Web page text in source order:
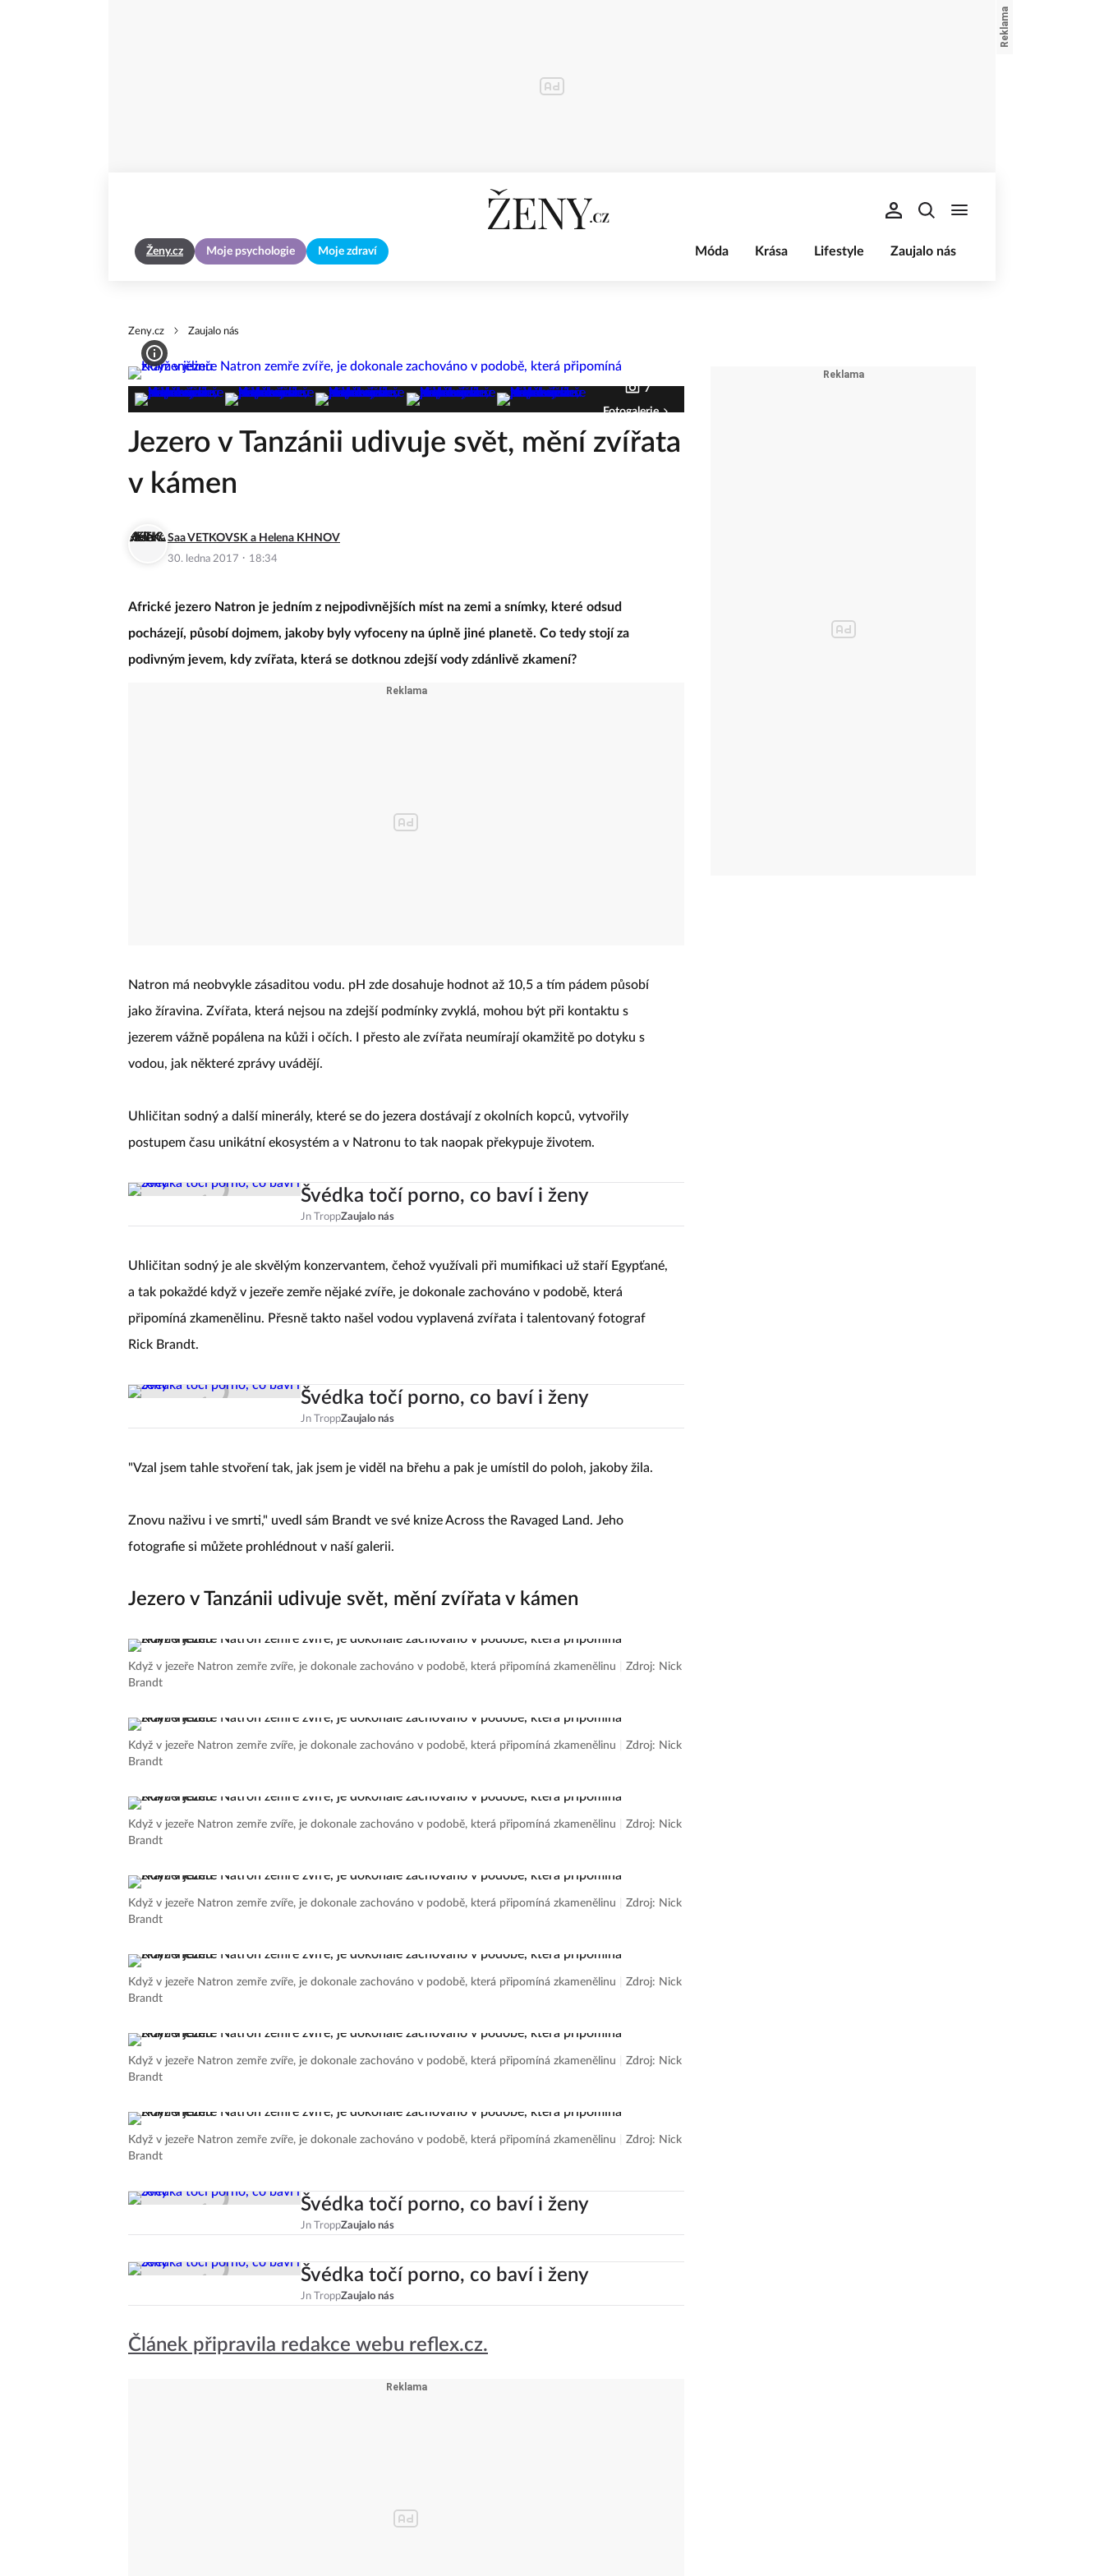
Ženy.cz Moje psychologie Moje zdraví Móda Krása Lifestyle Zaujalo nás
Zeny.cz Zaujalo nás
7
Fotogalerie
Jezero v Tanzánii udivuje svět, mění zvířata
v kámen
Saa VETKOVSK a Helena KHNOV
30. ledna 2017 · 18:34
Africké jezero Natron je jedním z nejpodivnějších míst na zemi a snímky, které odsud
pocházejí, působí dojmem, jakoby byly vyfoceny na úplně jiné planetě. Co tedy stojí za
podivným jevem, kdy zvířata, která se dotknou zdejší vody zdánlivě zkamení?
Natron má neobvykle zásaditou vodu. pH zde dosahuje hodnot až 10,5 a tím pádem působí
jako žíravina. Zvířata, která nejsou na zdejší podmínky zvyklá, mohou být při kontaktu s
jezerem vážně popálena na kůži i očích. I přesto ale zvířata neumírají okamžitě po dotyku s
vodou, jak některé zprávy uvádějí.
Uhličitan sodný a další minerály, které se do jezera dostávají z okolních kopců, vytvořily
postupem času unikátní ekosystém a v Natronu to tak naopak překypuje životem.
Švédka točí porno, co baví i ženy
Jn TroppZaujalo nás
Uhličitan sodný je ale skvělým konzervantem, čehož využívali při mumifikaci už staří Egypťané,
a tak pokaždé když v jezeře zemře nějaké zvíře, je dokonale zachováno v podobě, která
připomíná zkamenělinu. Přesně takto našel vodou vyplavená zvířata i talentovaný fotograf
Rick Brandt.
Švédka točí porno, co baví i ženy
Jn TroppZaujalo nás
"Vzal jsem tahle stvoření tak, jak jsem je viděl na břehu a pak je umístil do poloh, jakoby žila.
Znovu naživu i ve smrti," uvedl sám Brandt ve své knize Across the Ravaged Land. Jeho
fotografie si můžete prohlédnout v naší galerii.
Jezero v Tanzánii udivuje svět, mění zvířata v kámen
Když v jezeře Natron zemře zvíře, je dokonale zachováno v podobě, která připomíná zkamenělinu
Zdroj: Nick
Brandt
Když v jezeře Natron zemře zvíře, je dokonale zachováno v podobě, která připomíná zkamenělinu
Zdroj: Nick
Brandt
Když v jezeře Natron zemře zvíře, je dokonale zachováno v podobě, která připomíná zkamenělinu
Zdroj: Nick
Brandt
Když v jezeře Natron zemře zvíře, je dokonale zachováno v podobě, která připomíná zkamenělinu
Zdroj: Nick
Brandt
Když v jezeře Natron zemře zvíře, je dokonale zachováno v podobě, která připomíná zkamenělinu
Zdroj: Nick
Brandt
Když v jezeře Natron zemře zvíře, je dokonale zachováno v podobě, která připomíná zkamenělinu
Zdroj: Nick
Brandt
Když v jezeře Natron zemře zvíře, je dokonale zachováno v podobě, která připomíná zkamenělinu
Zdroj: Nick
Brandt
Švédka točí porno, co baví i ženy
Jn TroppZaujalo nás
Švédka točí porno, co baví i ženy
Jn TroppZaujalo nás
Článek připravila redakce webu reflex.cz.